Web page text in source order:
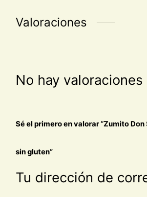
Valoraciones
No hay valoraciones
Sé el primero en valorar “Zumito Don
sin gluten”
Tu dirección de